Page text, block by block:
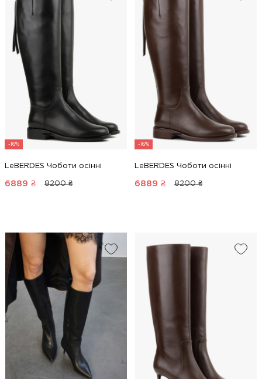
-16%
LeBERDES Чоботи осінні
6889 ₴ 8200 ₴
-16%
LeBERDES Чоботи осінні
6889 ₴ 8200 ₴